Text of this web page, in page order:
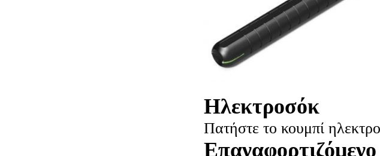
Ηλεκτροσόκ
Πατήστε το κουμπί
Επαναφορτιζόμενο